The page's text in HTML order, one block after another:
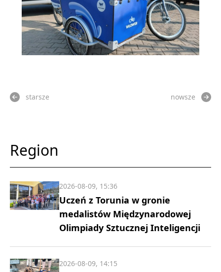
starsze nowsze
Region
Uczeń z Torunia w gronie
medalistów Międzynarodowej
Olimpiady Sztucznej Inteligencji
2026-08-09, 15:36
2026-08-09, 14:15